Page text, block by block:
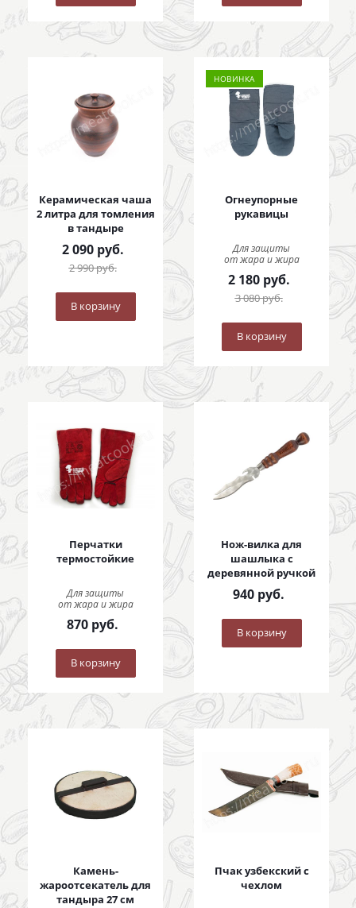
Керамическая чаша
2 литра для томления
в тандыре
2 090руб.
2 990руб.
В корзину
НОВИНКА
Огнеупорные
рукавицы
Для защиты
от жара и жира
2 180руб.
3 080руб.
В корзину
Перчатки
термостойкие
Для защиты
от жара и жира
870 руб.
В корзину
Нож-вилка для
шашлыка с
деревянной ручкой
940 руб.
В корзину
Камень-
жароотсекатель для
тандыра 27 см
Пчак узбекский с
чехлом